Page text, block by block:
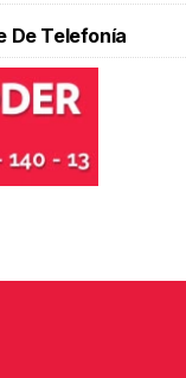
De Telefonía